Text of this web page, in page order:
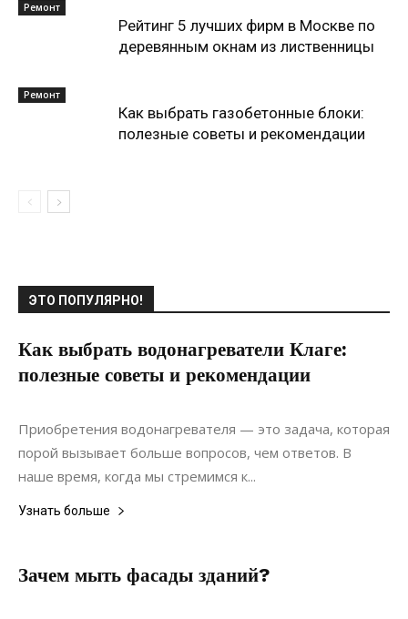
Ремонт
Рейтинг 5 лучших фирм в Москве по
деревянным окнам из лиственницы
Ремонт
Как выбрать газобетонные блоки:
полезные советы и рекомендации
ЭТО ПОПУЛЯРНО!
Как выбрать водонагреватели Клаге:
полезные советы и рекомендации
24.07.2022
Приобретения водонагревателя — это задача, которая
порой вызывает больше вопросов, чем ответов. В
наше время, когда мы стремимся к...
Узнать больше
Зачем мыть фасады зданий?
31.03.2020